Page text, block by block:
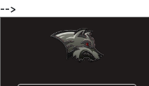
-->